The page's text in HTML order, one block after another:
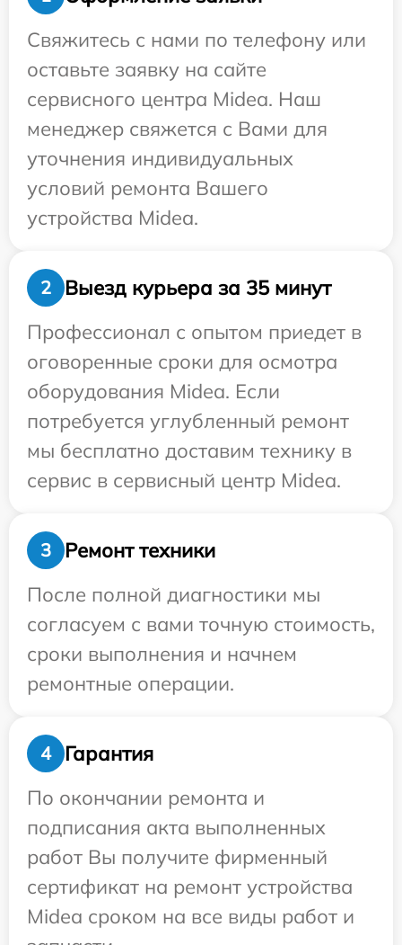
Свяжитесь с нами по телефону или
оставьте заявку на сайте
сервисного центра Midea. Наш
менеджер свяжется с Вами для
уточнения индивидуальных
условий ремонта Вашего
устройства Midea.
2
Выезд курьера за 35 минут
Профессионал с опытом приедет в
оговоренные сроки для осмотра
оборудования Midea. Если
потребуется углубленный ремонт
мы бесплатно доставим технику в
сервис в сервисный центр Midea.
3
Ремонт техники
После полной диагностики мы
согласуем с вами точную стоимость,
сроки выполнения и начнем
ремонтные операции.
4
Гарантия
По окончании ремонта и
подписания акта выполненных
работ Вы получите фирменный
сертификат на ремонт устройства
Midea сроком на все виды работ и